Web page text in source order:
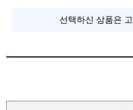
선택하신 상품은